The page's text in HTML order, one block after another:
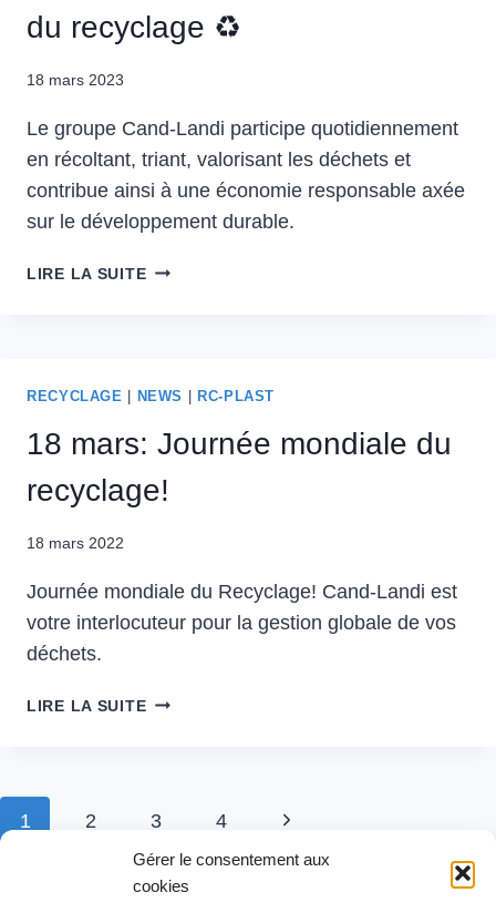
Gérer le consentement aux
cookies
du recyclage ♻
18 mars 2023
Le groupe Cand-Landi participe quotidiennement
en récoltant, triant, valorisant les déchets et
contribue ainsi à une économie responsable axée
sur le développement durable.
LIRE LA SUITE ♻
MONDIALE
RECYCLAGE
RECYCLAGE NEWS RC-PLAST
18 mars: Journée mondiale du
recyclage!
18 mars 2022
Journée mondiale du Recyclage! Cand-Landi est
votre interlocuteur pour la gestion globale de vos
déchets.
LIRE LA SUITE 18
RECYCLAGE!
Navigation
1 2 3 4
Page
suivante